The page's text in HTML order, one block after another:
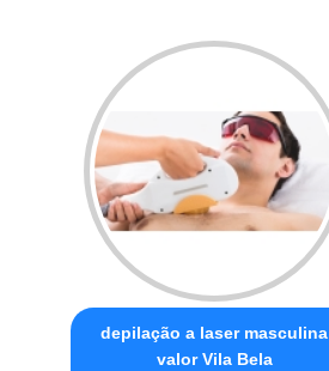
depilação a laser masculina
valor Vila Bela